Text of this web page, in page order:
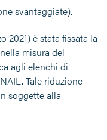
svantaggiate).
2021) è stata fissata la
misura del
agli elenchi di
Tale riduzione
soggette alla